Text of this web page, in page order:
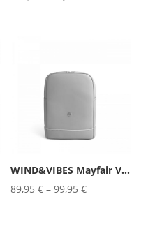
WIND&VIBES Mayfair Vegan St...
89,95€ –99,95€